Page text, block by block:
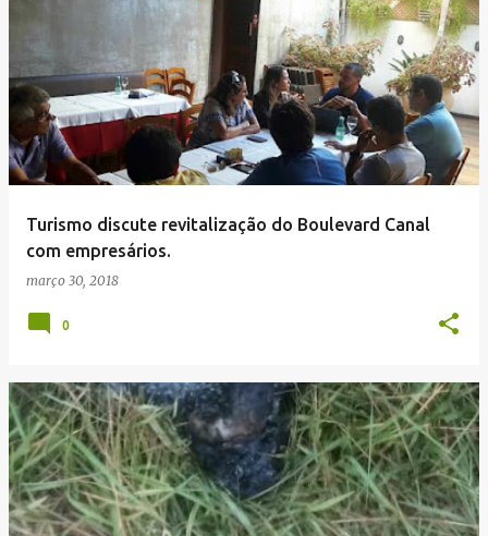
P
s
t
a
g
Turismo discute revitalização do Boulevard Canal
com empresários.
março 30, 2018
0